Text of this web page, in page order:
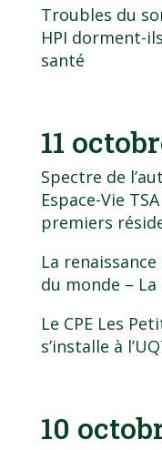
Troubles du
HPI dorment-
santé
11
Spectre de
Espace-Vie
premiers
La
du monde – La
Le CPE Les
s’installe à
10